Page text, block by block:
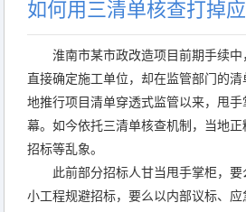
如何用三清单核查打掉应
淮南市某市政改造项目前期手续
直接确定施工单位，却在监管部门的
地推行项目清单穿透式监管以来，甩
幕。如今依托三清单核查机制，当地
招标等乱象。
此前部分招标人甘当甩手掌柜，
小工程规避招标，要么以内部议标、